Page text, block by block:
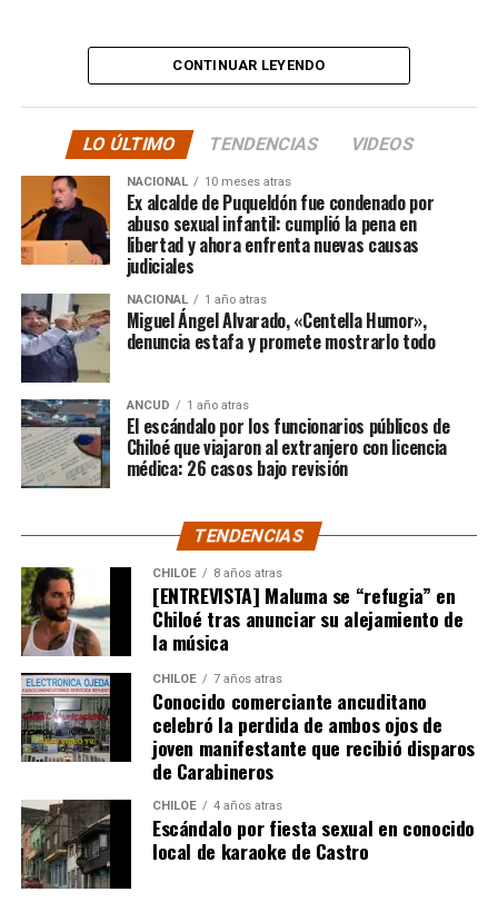
tele y donde sea para
hacer justicia.”
quienes lo han acompañado desde que compartió lo
ocurrido:
“Gracias a todos por el
apoyo!!!!”
Por el momento, las personas aludidas no han emitido
declaraciones públicas. La historia, según Centella,
recién comienza y, el mencionado posteo, ha generado
comentarios de todo tipo, en su gran mayoría, a favor
del humorista de Punta Arenas.
CONTINUAR LEYENDO
LO ÚLTIMO TENDENCIAS VIDEOS
NACIONAL 10 meses atras
Ex alcalde de Puqueldón fue condenado por
abuso sexual infantil: cumplió la pena en
libertad y ahora enfrenta nuevas causas
judiciales
NACIONAL 1 año atras
Miguel Ángel Alvarado, «Centella Humor»,
denuncia estafa y promete mostrarlo todo
ANCUD 1 año atras
El escándalo por los funcionarios públicos de
Chiloé que viajaron al extranjero con licencia
médica: 26 casos bajo revisión
TENDENCIAS
CHILOE 8 años atras
[ENTREVISTA] Maluma se “refugia” en
Chiloé tras anunciar su alejamiento de
la música
CHILOE 7 años atras
Conocido comerciante ancuditano
celebró la perdida de ambos ojos de
joven manifestante que recibió disparos
de Carabineros
CHILOE 4 años atras
Escándalo por fiesta sexual en conocido
local de karaoke de Castro